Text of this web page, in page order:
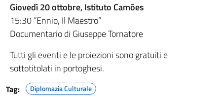
Giovedì 20 ottobre, Istituto Camões
15:30 “Ennio, Il Maestro”
Documentario di Giuseppe Tornatore
Tutti gli eventi e le proiezioni sono gratuiti e
sottotitolati in portoghesi.
Tag: Diplomazia Culturale